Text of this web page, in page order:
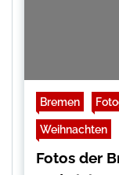
Bremen
Weihnachten
Fotos der